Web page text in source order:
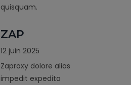
quisquam.
ZAP
12 juin 2025
Zaproxy dolore alias
impedit expedita